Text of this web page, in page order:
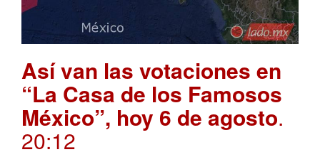
Así van las votaciones en
“La Casa de los Famosos
México”, hoy 6 de agosto.
20:12